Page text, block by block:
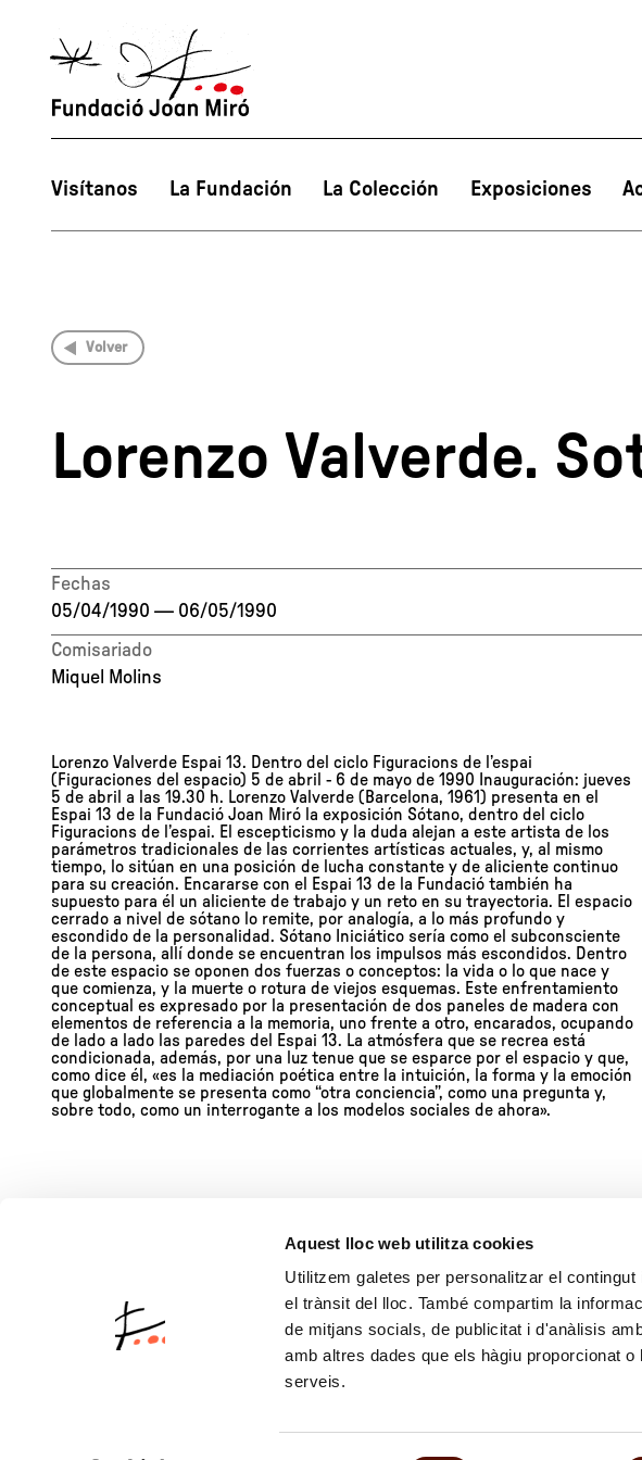
Aquest lloc web utilitza cookies
Utilitzem galetes per personalitzar el
el trànsit del lloc. També compartim la
de mitjans socials, de publicitat i d'anàlisis
amb altres dades que els hàgiu proporcionat
serveis.
Visítanos La Fundación La Colección Exposiciones
Volver
Lorenzo Valverde.
Fechas
05/04/1990 — 06/05/1990
Comisariado
Miquel Molins
Lorenzo Valverde Espai 13. Dentro del ciclo Figuracions de l’espai
(Figuraciones del espacio) 5 de abril - 6 de mayo de 1990 Inauguración: jueves
5 de abril a las 19.30 h. Lorenzo Valverde (Barcelona, 1961) presenta en el
Espai 13 de la Fundació Joan Miró la exposición Sótano, dentro del ciclo
Figuracions de l’espai. El escepticismo y la duda alejan a este artista de los
parámetros tradicionales de las corrientes artísticas actuales, y, al mismo
tiempo, lo sitúan en una posición de lucha constante y de aliciente continuo
para su creación. Encararse con el Espai 13 de la Fundació también ha
supuesto para él un aliciente de trabajo y un reto en su trayectoria. El espacio
cerrado a nivel de sótano lo remite, por analogía, a lo más profundo y
escondido de la personalidad. Sótano Iniciático sería como el subconsciente
de la persona, allí donde se encuentran los impulsos más escondidos. Dentro
de este espacio se oponen dos fuerzas o conceptos: la vida o lo que nace y
que comienza, y la muerte o rotura de viejos esquemas. Este enfrentamiento
conceptual es expresado por la presentación de dos paneles de madera con
elementos de referencia a la memoria, uno frente a otro, encarados, ocupando
de lado a lado las paredes del Espai 13. La atmósfera que se recrea está
condicionada, además, por una luz tenue que se esparce por el espacio y que,
como dice él, «es la mediación poética entre la intuición, la forma y la emoción
que globalmente se presenta como “otra conciencia”, como una pregunta y,
sobre todo, como un interrogante a los modelos sociales de ahora».